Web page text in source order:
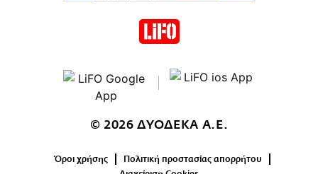
© 2026 ΔΥΟΔΕΚΑ Α.Ε.
Όροι χρήσης
Πολιτική προστασίας απορρήτου